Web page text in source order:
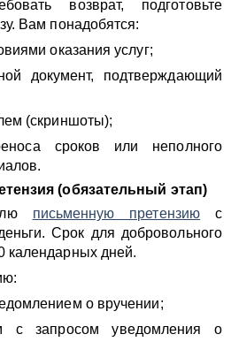
возврат, подготовьте
Вам понадобятся:
оказания услуг;
документ, подтверждающий
(скриншоты);
сроков или неполного
(обязательный этап)
письменную претензию с
Срок для добровольного
календарных дней.
о вручении;
с запросом уведомления о